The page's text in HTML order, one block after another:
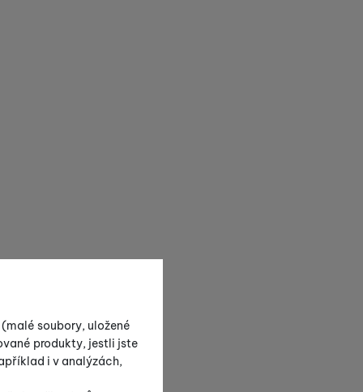
soubory, uložené
produkty, jestli jste
i v analýzách,